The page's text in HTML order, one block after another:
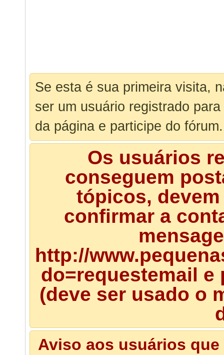
Se esta é sua primeira visita,
ser um usuário registrado
da página e participe do fórum.
Os usuários
conseguem
tópicos,
confirmar a
http://
do=requestemail
(deve ser usado o
Aviso aos usuários